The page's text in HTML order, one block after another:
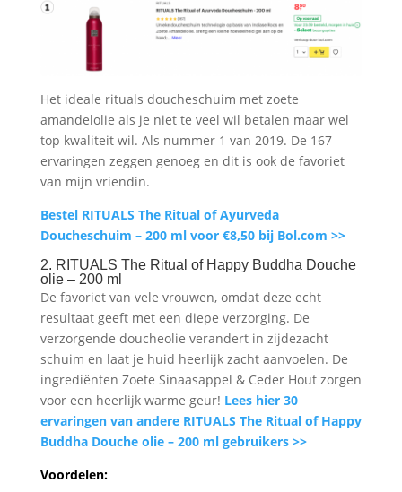
Het ideale rituals doucheschuim met zoete
amandelolie als je niet te veel wil betalen maar wel
top kwaliteit wil. Als nummer 1 van 2019. De 167
ervaringen zeggen genoeg en dit is ook de favoriet
van mijn vriendin.
Bestel RITUALS The Ritual of Ayurveda
Doucheschuim – 200 ml voor €8,50 bij Bol.com >>
2. RITUALS The Ritual of Happy Buddha Douche
olie – 200 ml
De favoriet van vele vrouwen, omdat deze echt
resultaat geeft met een diepe verzorging. De
verzorgende doucheolie verandert in zijdezacht
schuim en laat je huid heerlijk zacht aanvoelen. De
ingrediënten Zoete Sinaasappel & Ceder Hout zorgen
voor een heerlijk warme geur! Lees hier 30
ervaringen van andere RITUALS The Ritual of Happy
Buddha Douche olie – 200 ml gebruikers >>
Voordelen: